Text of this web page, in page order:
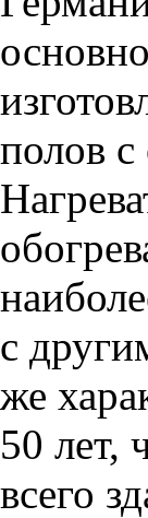
полов
с
же
50 лет,
всего